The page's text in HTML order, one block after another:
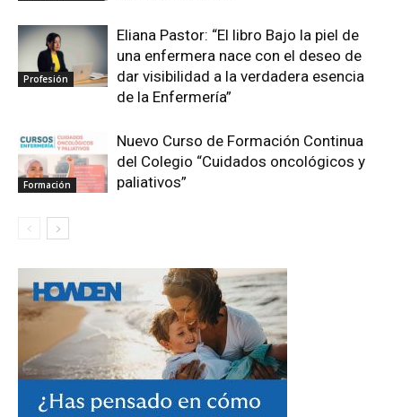
Profesión
Eliana Pastor: “El libro Bajo la piel de
una enfermera nace con el deseo de
dar visibilidad a la verdadera esencia
de la Enfermería”
Formación
Nuevo Curso de Formación Continua
del Colegio “Cuidados oncológicos y
paliativos”